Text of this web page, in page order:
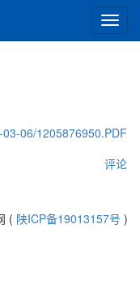
切
换
06/1205876950.PDF
评论
( 陕ICP备19013157号 )